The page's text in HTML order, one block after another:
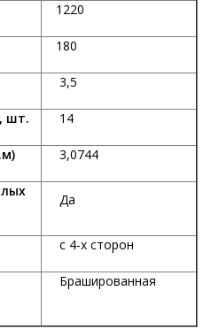
1220
180
3,5
шт. 14
3,0744
Да
с 4-х сторон
Брашированная